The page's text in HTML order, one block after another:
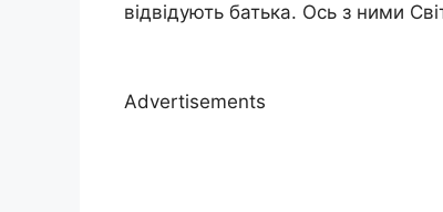
відвідують батька. Ось з ними
Advertisements